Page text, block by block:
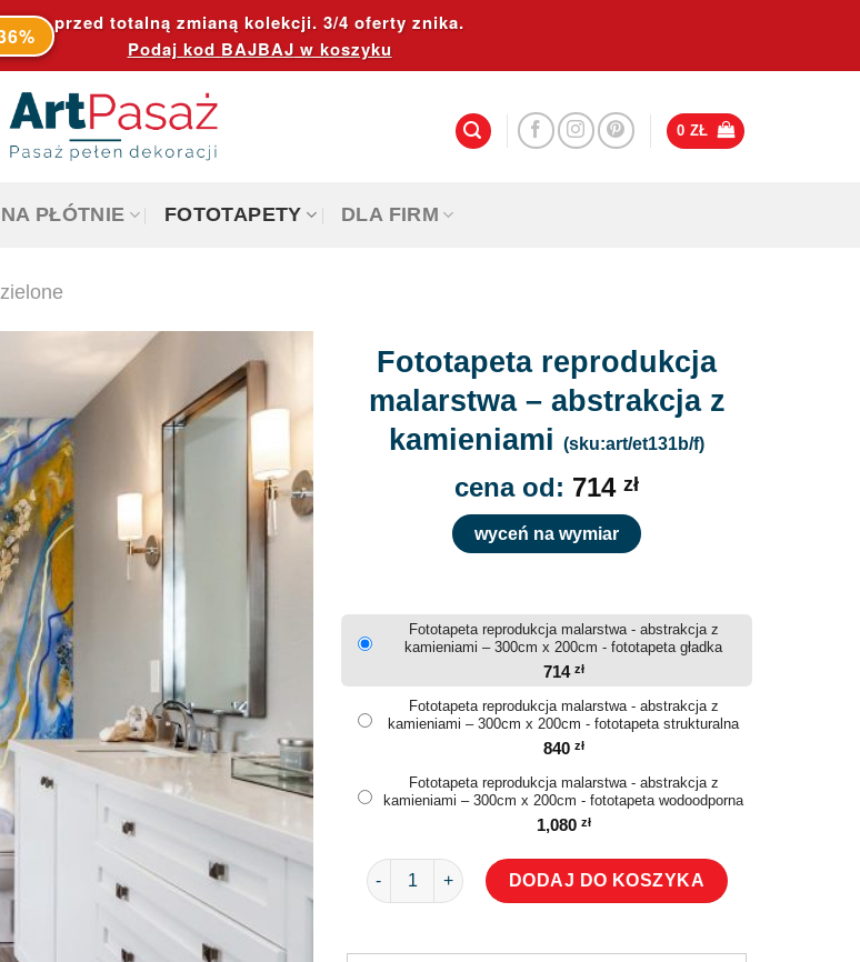
przed totalną zmianą kolekcji. 3/4 oferty znika.
Podaj kod BAJBAJ w koszyku
0 ZŁ
PŁÓTNIE FOTOTAPETY DLA FIRM
Fototapeta reprodukcja
malarstwa – abstrakcja z
kamieniami (sku:art/et131b/f)
cena od: 714 zł
wyceń na wymiar
Fototapeta reprodukcja malarstwa - abstrakcja z
kamieniami – 300cm x 200cm - fototapeta gładka
714 zł
Fototapeta reprodukcja malarstwa - abstrakcja z
kamieniami – 300cm x 200cm - fototapeta strukturalna
840 zł
Fototapeta reprodukcja malarstwa - abstrakcja z
kamieniami – 300cm x 200cm - fototapeta wodoodporna
1,080 zł
ilość Fototapeta reprodukcja malarstwa - abstrakcja z
DODAJ DO KOSZYKA